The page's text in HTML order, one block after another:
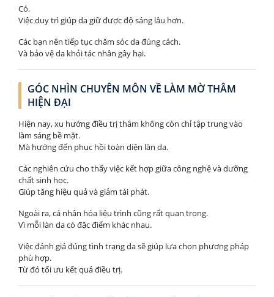
Có.
Việc duy trì giúp da giữ được độ sáng lâu hơn.
Các bạn nên tiếp tục chăm sóc da đúng cách.
Và bảo vệ da khỏi tác nhân gây hại.
GÓC NHÌN CHUYÊN MÔN VỀ LÀM MỜ THÂM
HIỆN ĐẠI
Hiện nay, xu hướng điều trị thâm không còn chỉ tập trung vào
làm sáng bề mặt.
Mà hướng đến phục hồi toàn diện làn da.
Các nghiên cứu cho thấy việc kết hợp giữa công nghệ và dưỡng
chất sinh học.
Giúp tăng hiệu quả và giảm tái phát.
Ngoài ra, cá nhân hóa liệu trình cũng rất quan trọng.
Vì mỗi làn da có đặc điểm khác nhau.
Việc đánh giá đúng tình trạng da sẽ giúp lựa chọn phương pháp
phù hợp.
Từ đó tối ưu kết quả điều trị.